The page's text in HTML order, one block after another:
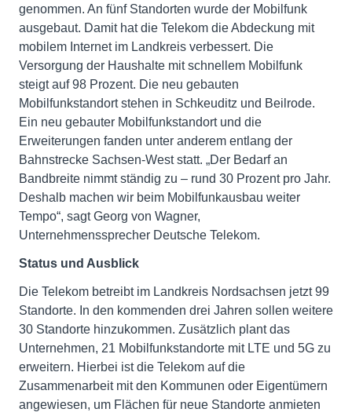
genommen. An fünf Standorten wurde der Mobilfunk
ausgebaut. Damit hat die Telekom die Abdeckung mit
mobilem Internet im Landkreis verbessert. Die
Versorgung der Haushalte mit schnellem Mobilfunk
steigt auf 98 Prozent. Die neu gebauten
Mobilfunkstandort stehen in Schkeuditz und Beilrode.
Ein neu gebauter Mobilfunkstandort und die
Erweiterungen fanden unter anderem entlang der
Bahnstrecke Sachsen-West statt. „Der Bedarf an
Bandbreite nimmt ständig zu – rund 30 Prozent pro Jahr.
Deshalb machen wir beim Mobilfunkausbau weiter
Tempo“, sagt Georg von Wagner,
Unternehmenssprecher Deutsche Telekom.
Status und Ausblick
Die Telekom betreibt im Landkreis Nordsachsen jetzt 99
Standorte. In den kommenden drei Jahren sollen weitere
30 Standorte hinzukommen. Zusätzlich plant das
Unternehmen, 21 Mobilfunkstandorte mit LTE und 5G zu
erweitern. Hierbei ist die Telekom auf die
Zusammenarbeit mit den Kommunen oder Eigentümern
angewiesen, um Flächen für neue Standorte anmieten